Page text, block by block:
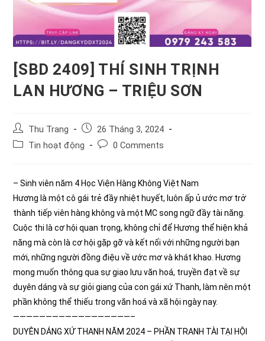
[SBD 2409] THÍ SINH TRỊNH
LAN HƯƠNG – TRIỆU SƠN
Post
author:
Thu Trang
Post
published:
26 Tháng 3, 2024
PostTin hoạt động
Post0 Comments
– Sinh viên năm 4 Học Viện Hàng Không Việt Nam
Hương là một cô gái trẻ đầy nhiệt huyết, luôn ấp ủ ước mơ trở
thành tiếp viên hàng không và một MC song ngữ đầy tài năng.
Cuộc thi là cơ hội quan trọng, không chỉ để Hương thể hiện khả
năng mà còn là cơ hội gặp gỡ và kết nối với những người bạn
mới, những người đồng điệu về ước mơ và khát khao. Hương
mong muốn thông qua sự giao lưu văn hoá, truyền đạt về sự
duyên dáng và sự giỏi giang của con gái xứ Thanh, làm nên một
phần không thể thiếu trong văn hoá và xã hội ngày nay.
——————————————————–
DUYÊN DÁNG XỨ THANH NĂM 2024 – PHẦN TRANH TÀI TẠI HỘI